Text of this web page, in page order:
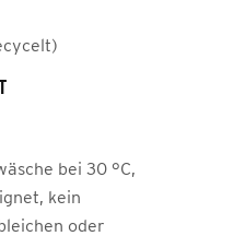
bei 30 °C,
kein
oder